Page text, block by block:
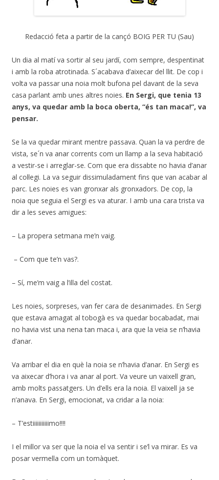
Redacció feta a partir de la cançó BOIG PER TU (Sau)
Un dia al matí va sortir al seu jardí, com sempre, despentinat
i amb la roba atrotinada. S´acabava d’aixecar del llit. De cop i
volta va passar una noia molt bufona pel davant de la seva
casa parlant amb unes altres noies. En Sergi, que tenia 13
anys, va quedar amb la boca oberta, “és tan maca!”, va
pensar.
Se la va quedar mirant mentre passava. Quan la va perdre de
vista, se´n va anar corrents com un llamp a la seva habitació
a vestir-se i arreglar-se. Com que era dissabte no havia d’anar
al col·legi. La va seguir dissimuladament fins que van acabar al
parc. Les noies es van gronxar als gronxadors. De cop, la
noia que seguia el Sergi es va aturar. I amb una cara trista va
dir a les seves amigues:
– La propera setmana me’n vaig.
– Com que te’n vas?.
– Sí, me’m vaig a l’illa del costat.
Les noies, sorpreses, van fer cara de desanimades. En Sergi
que estava amagat al tobogà es va quedar bocabadat, mai
no havia vist una nena tan maca i, ara que la veia se n’havia
d’anar.
Va arribar el dia en què la noia se n’havia d’anar. En Sergi es
va aixecar d’hora i va anar al port. Va veure un vaixell gran,
amb molts passatgers. Un d’ells era la noia. El vaixell ja se
n’anava. En Sergi, emocionat, va cridar a la noia:
– T’estiiiiiiiiiiimo!!!!
I el millor va ser que la noia el va sentir i se’l va mirar. Es va
posar vermella com un tomàquet.